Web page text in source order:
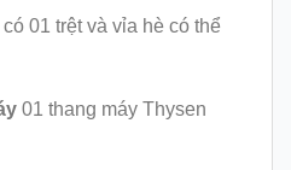
có 01 trệt và vỉa hè có thể
01 thang máy Thysen